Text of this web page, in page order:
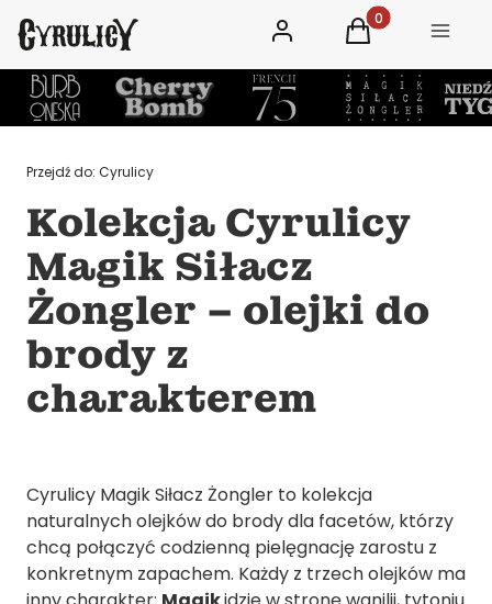
Zaloguj sięProdukty w
Koszyk Menu
Przejdź do: Cyrulicy
Kolekcja Cyrulicy
Magik Siłacz
Żongler – olejki do
brody z
charakterem
Cyrulicy Magik Siłacz Żongler to kolekcja
naturalnych olejków do brody dla facetów, którzy
chcą połączyć codzienną pielęgnację zarostu z
konkretnym zapachem. Każdy z trzech olejków ma